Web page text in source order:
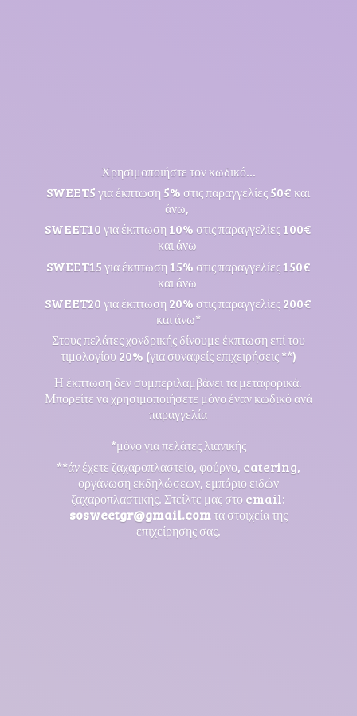
Χρησιμοποιήστε τον κωδικό...
SWEET5 για έκπτωση 5% στις παραγγελίες 50€ και
άνω,
SWEET10 για έκπτωση 10% στις παραγγελίες 100€
και άνω
SWEET15 για έκπτωση 15% στις παραγγελίες 150€
και άνω
SWEET20 για έκπτωση 20% στις παραγγελίες 200€
και άνω*
Στους πελάτες χονδρικής δίνουμε έκπτωση επί του
τιμολογίου 20% (για συναφείς επιχειρήσεις **)
Η έκπτωση δεν συμπεριλαμβάνει τα μεταφορικά.
Μπορείτε να χρησιμοποιήσετε μόνο έναν κωδικό ανά
παραγγελία
*μόνο για πελάτες λιανικής
**άν έχετε ζαχαροπλαστείο, φούρνο, catering,
οργάνωση εκδηλώσεων, εμπόριο ειδών
ζαχαροπλαστικής. Στείλτε μας στο email:
sosweetgr@gmail.comτα στοιχεία της
επιχείρησης σας.